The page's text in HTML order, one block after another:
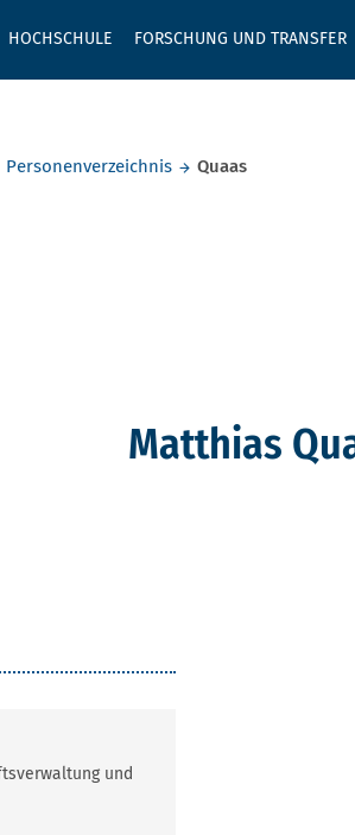
HOCHSCHULE FORSCHUNG UND TRANSFER
Personenverzeichnis Quaas
Matthias
und